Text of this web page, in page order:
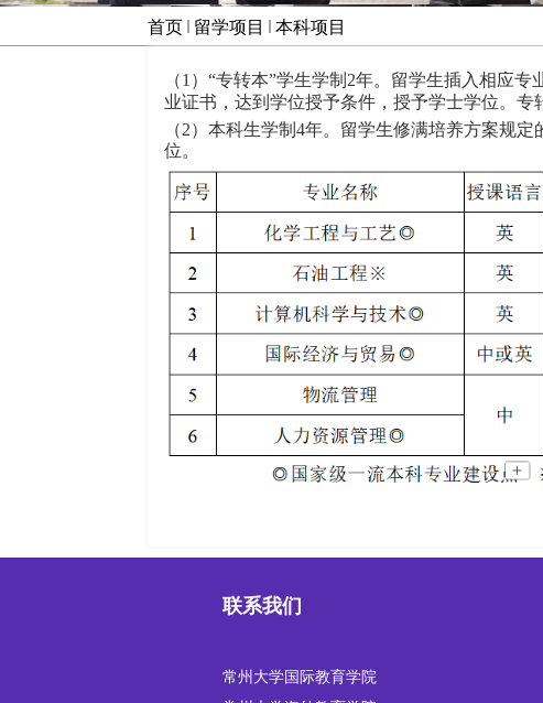
首页 留学项目 本科项目
（1 ）“专转本”学生学制 2年。
留学生插入相应专
业证书，达到学位授予条件，授予学士学位。专
（2）本科生学制4年。
留学生修满培养方案规定
位。
联系我们
常州大学国际教育学院